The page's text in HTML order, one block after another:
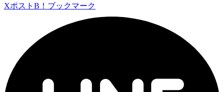
Xポスト B！ブックマーク